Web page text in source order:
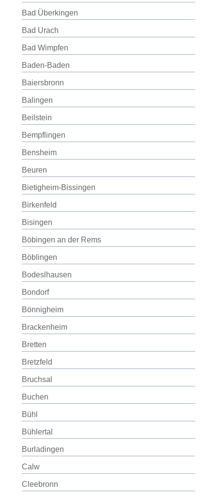
Bad Überkingen
Bad Urach
Bad Wimpfen
Baden-Baden
Baiersbronn
Balingen
Beilstein
Bempflingen
Bensheim
Beuren
Bietigheim-Bissingen
Birkenfeld
Bisingen
Böbingen an der Rems
Böblingen
Bodeslhausen
Bondorf
Bönnigheim
Brackenheim
Bretten
Bretzfeld
Bruchsal
Buchen
Bühl
Bühlertal
Burladingen
Calw
Cleebronn